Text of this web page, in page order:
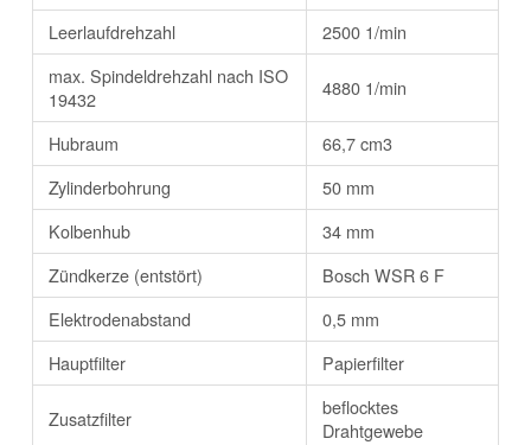
Leerlaufdrehzahl
2500 1/min
max. Spindeldrehzahl nach ISO
19432
4880 1/min
Hubraum
66,7 cm3
Zylinderbohrung
50 mm
Kolbenhub
34 mm
Zündkerze (entstört)
Bosch WSR 6 F
Elektrodenabstand
0,5 mm
Hauptfilter
Papierfilter
Zusatzfilter
beflocktes
Drahtgewebe